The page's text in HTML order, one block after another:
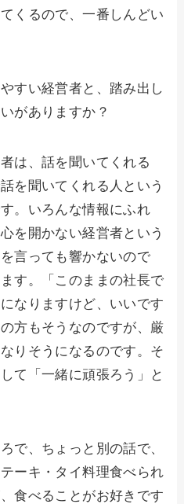
くるので、一番しんどい
すい経営者と、踏み出し
がありますか？
は、話を聞いてくれる
を聞いてくれる人という
。いろんな情報にふれ
を開かない経営者という
言っても響かないので
す。「このままの社長で
なりますけど、いいです
方もそうなのですが、厳
りそうになるのです。そ
て「一緒に頑張ろう」と
で、ちょっと別の話で、
ーキ・タイ料理食べられ
食べることがお好きです